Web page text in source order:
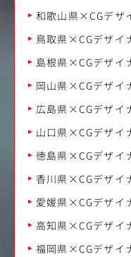
和歌山県×CGデザ
鳥取県×CGデザイ
島根県×CGデザイ
岡山県×CGデザイ
広島県×CGデザイ
山口県×CGデザイ
徳島県×CGデザイ
香川県×CGデザイ
愛媛県×CGデザイ
高知県×CGデザイ
福岡県×CGデザイ